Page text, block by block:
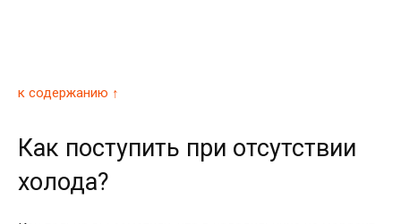
к содержанию ↑
Как поступить при отсутствии
холода?